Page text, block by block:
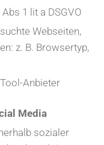
1 lit a DSGVO
Webseiten,
z. B. Browsertyp,
Anbieter
Media
sozialer